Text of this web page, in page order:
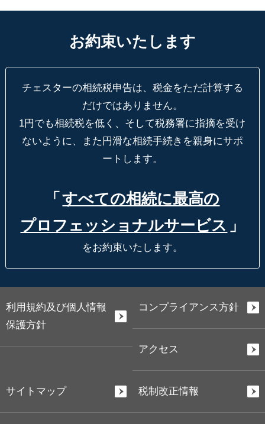
お約束いたします
チェスターの相続税申告は、税金をただ計算する
だけではありません。
1円でも相続税を低く、そして税務署に指摘を受け
ないように、
また円滑な相続手続きを親身にサポ
ートします。
「 すべての相続に最高の
プロフェッショナルサービス 」
をお約束いたします。
利用規約及び個人情報
保護方針
コンプライアンス方針
アクセス
サイトマップ 税制改正情報